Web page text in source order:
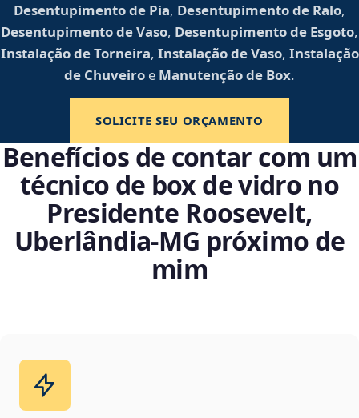
Desentupimento de Pia, Desentupimento de Ralo,
Desentupimento de Vaso, Desentupimento de Esgoto,
Instalação de Torneira, Instalação de Vaso, Instalação
de Chuveiro e Manutenção de Box.
SOLICITE SEU ORÇAMENTO
Benefícios de contar com um
técnico de box de vidro no
Presidente Roosevelt,
Uberlândia‑MG próximo de
mim